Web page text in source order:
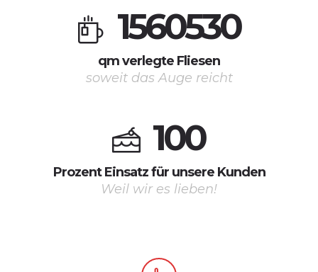
1560530
qm verlegte Fliesen
soweit das Auge reicht
100
Prozent Einsatz für unsere Kunden
Weil wir es lieben!